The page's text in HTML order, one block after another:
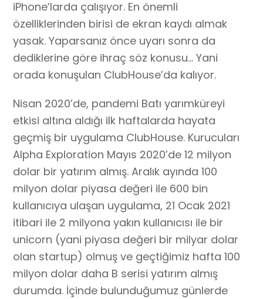
iPhone’larda çalışıyor. En önemli
özelliklerinden birisi de ekran kaydı almak
yasak. Yaparsanız önce uyarı sonra da
dediklerine göre ihraç söz konusu… Yani
orada konuşulan ClubHouse’da kalıyor.
Nisan 2020’de, pandemi Batı yarımküreyi
etkisi altına aldığı ilk haftalarda hayata
geçmiş bir uygulama ClubHouse. Kurucuları
Alpha Exploration Mayıs 2020’de 12 milyon
dolar bir yatırım almış. Aralık ayında 100
milyon dolar piyasa değeri ile 600 bin
kullanıcıya ulaşan uygulama, 21 Ocak 2021
itibari ile 2 milyona yakın kullanıcısı ile bir
unicorn (yani piyasa değeri bir milyar dolar
olan startup) olmuş ve geçtiğimiz hafta 100
milyon dolar daha B serisi yatırım almış
durumda. İçinde bulunduğumuz günlerde